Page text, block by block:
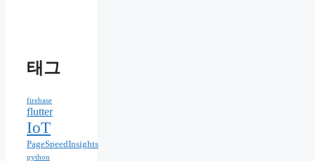
태그
firebase
flutter
IoT
PageSpeedInsights
python